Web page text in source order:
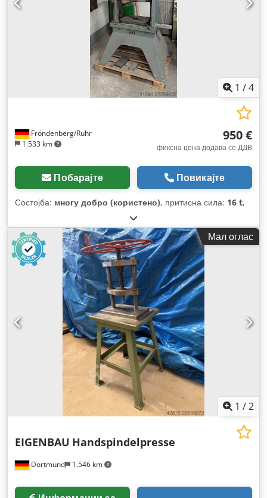
1 /4
Fröndenberg/Ruhr
1.533 km
950 €
фиксна цена додава се ДДВ
Побарајте Повикајте
Состојба: многу добро (користено), притисна сила: 16 t,
Мал оглас
1 /2
Dortmund 1.546 km
EIGENBAU Handspindelpresse